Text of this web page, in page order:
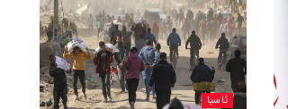
ئاسیا